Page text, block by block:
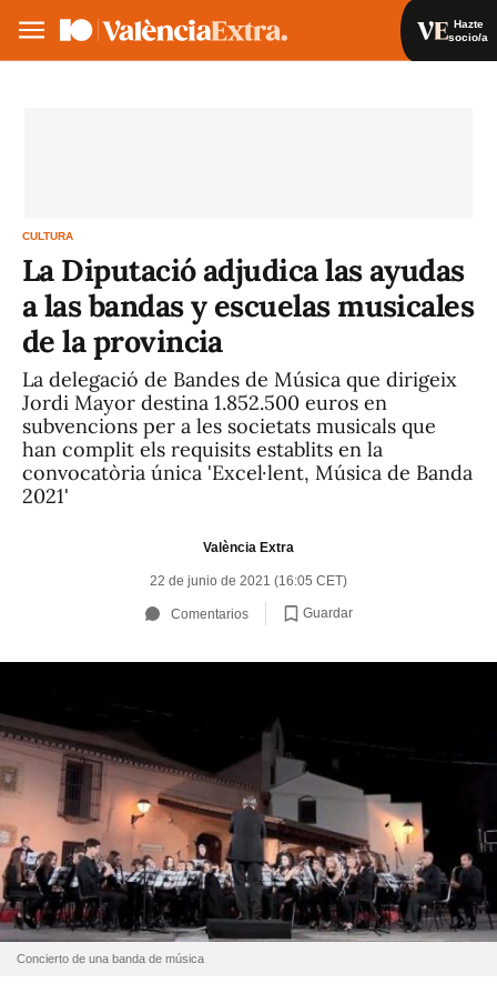
Hazte
socio/a
CULTURA
La Diputació adjudica las ayudas
a las bandas y escuelas musicales
de la provincia
La delegació de Bandes de Música que dirigeix
Jordi Mayor destina 1.852.500 euros en
subvencions per a les societats musicals que
han complit els requisits establits en la
convocatòria única 'Excel·lent, Música de Banda
2021'
València Extra
22 de junio de 2021 (16:05 CET)
Comentarios Guardar
Concierto de una banda de música